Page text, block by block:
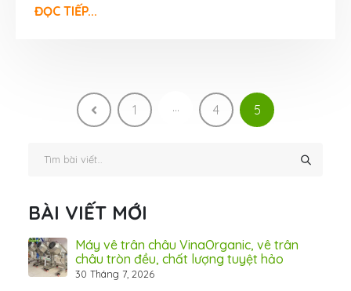
ĐỌC TIẾP...
1 … 4 5
BÀI VIẾT MỚI
Máy vê trân châu VinaOrganic, vê trân
châu tròn đều, chất lượng tuyệt hảo
30 Tháng 7, 2026